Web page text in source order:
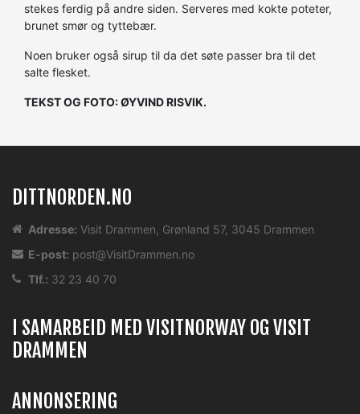
stekes ferdig på andre siden. Serveres med kokte poteter,
brunet smør og tyttebær.
Noen bruker også sirup til da det søte passer bra til det
salte flesket.
TEKST OG FOTO: ØYVIND RISVIK.
DITTNORDEN.NO
Adresse: Visit Drammen, Grønland 57, 3045 Drammen
E-post: post@VisitDrammen.no
Tlf.: 32 23 40 70
I SAMARBEID MED VISITNORWAY OG VISIT
DRAMMEN
ANNONSERING